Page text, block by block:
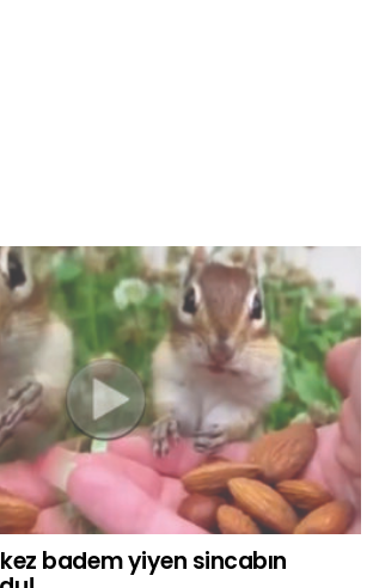
badem yiyen sincabın